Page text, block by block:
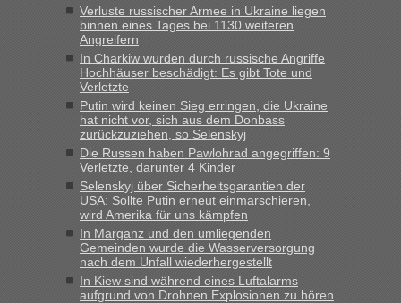
Verluste russischer Armee in Ukraine liegen
binnen eines Tages bei 1130 weiteren
Angreifern
In Charkiw wurden durch russische Angriffe
Hochhäuser beschädigt: Es gibt Tote und
Verletzte
Putin wird keinen Sieg erringen, die Ukraine
hat nicht vor, sich aus dem Donbass
zurückzuziehen, so Selenskyj
Die Russen haben Pawlohrad angegriffen: 9
Verletzte, darunter 4 Kinder
Selenskyj über Sicherheitsgarantien der
USA: Sollte Putin erneut einmarschieren,
wird Amerika für uns kämpfen
In Marganz und den umliegenden
Gemeinden wurde die Wasserversorgung
nach dem Unfall wiederhergestellt
In Kiew sind während eines Luftalarms
aufgrund von Drohnen Explosionen zu hören